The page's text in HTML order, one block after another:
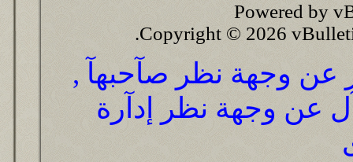
Powered by
Copyright © 2026
عن وجهة نظر صآحبهآ ,
عن وجهة نظر إدآرة